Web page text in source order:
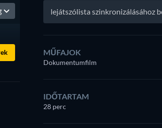
A lejátszólista szinkronizálásához
MŰFAJOK
Dokumentumfilm
IDŐTARTAM
28 perc